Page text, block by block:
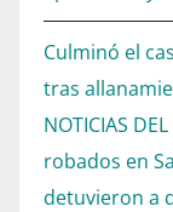
Culminó el
tras
NOTICIAS DEL
robados en
detuvieron a